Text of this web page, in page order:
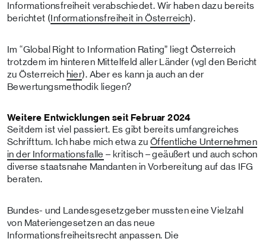
Informationsfreiheit verabschiedet. Wir haben dazu bereits
berichtet ( Informationsfreiheit in Österreich).
Im “Global Right to Information Rating” liegt Österreich
trotzdem im hinteren Mittelfeld aller Länder (vgl den Bericht
zu Österreich hier). Aber es kann ja auch an der
Bewertungsmethodik liegen?
Weitere Entwicklungen seit Februar 2024
Seitdem ist viel passiert. Es gibt bereits umfangreiches
Schrifttum. Ich habe mich etwa zu Öffentliche Unternehmen
in der Informationsfalle – kritisch – geäußert und auch schon
diverse staatsnahe Mandanten in Vorbereitung auf das IFG
beraten.
Bundes- und Landesgesetzgeber mussten eine Vielzahl
von Materiengesetzen an das neue
Informationsfreiheitsrecht anpassen. Die